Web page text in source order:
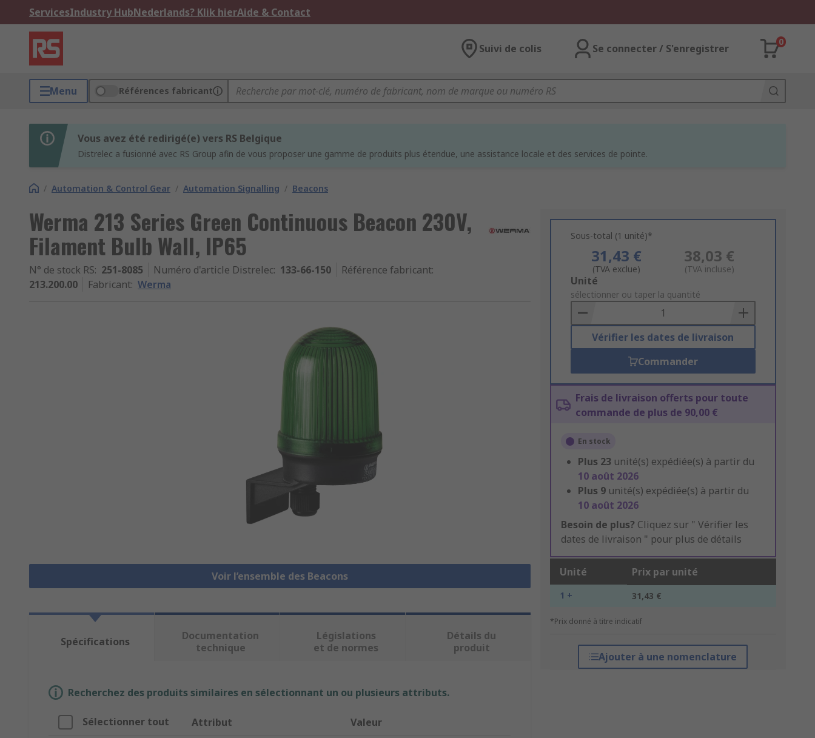
ServicesIndustry HubNederlands? Klik hierAide & Contact
Suivi de colis Se connecter / S'enregistrer
0
Menu Références fabricant
Vous avez été redirigé(e) vers RS Belgique
Distrelec a fusionné avec RS Group afin de vous proposer une gamme de produits plus étendue, une assistance locale et des services de pointe.
/ Automation & Control Gear / Automation Signalling / Beacons
Werma 213 Series Green Continuous Beacon 230V,
Filament Bulb Wall, IP65
N° de stock RS: 251-8085 Numéro d'article Distrelec: 133-66-150 Référence fabricant:
213.200.00
Fabricant: Werma
Voir l’ensemble des Beacons
Sous-total (1 unité)*
31,43 €
(TVA exclue)
38,03 €
(TVA incluse)
Add
to
Basket
Unité
sélectionner ou taper la quantité
Vérifier les dates de livraison
Commander
Frais de livraison offerts pour toute
commande de plus de 90,00 €
En stock
Plus 23 unité(s) expédiée(s) à partir du
10 août 2026
Plus 9 unité(s) expédiée(s) à partir du
10 août 2026
Besoin de plus? Cliquez sur " Vérifier les
dates de livraison " pour plus de détails
Unité Prix par unité
1 + 31,43 €
*Prix donné à titre indicatif
Ajouter à une nomenclature
Spécifications
Documentation
technique
Législations
et de normes
Détails du
produit
Recherchez des produits similaires en sélectionnant un ou plusieurs attributs.
Sélectionner tout Attribut Valeur